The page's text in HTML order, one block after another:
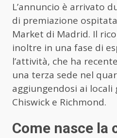
L’annuncio è arrivato
di premiazione
Market di Madrid. Il
inoltre in una fase di
l’attività, che ha
una terza sede nel
aggiungendosi ai locali
Chiswick e Richmond.
Come nasce la